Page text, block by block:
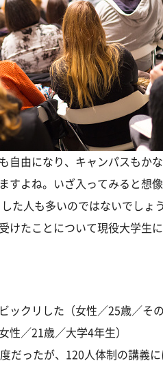
自由になり、キャンパスもか
すよね。いざ入ってみると想
た人も多いのではないでしょ
けたことについて現役大学生に
ックリした（女性／25歳／その
性／21歳／大学4年生）
だったが、120人体制の講義